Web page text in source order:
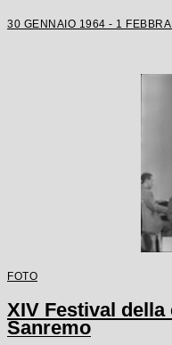
30 GENNAIO 1964 - 1
FOTO
XIV Festival
Sanremo